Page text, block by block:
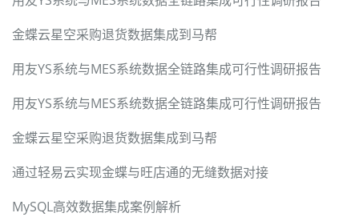
金蝶云星空采购退货数据集成到马帮
用友YS系统与MES系统数据全链路集成可行性调研报告
用友YS系统与MES系统数据全链路集成可行性调研报告
金蝶云星空采购退货数据集成到马帮
通过轻易云实现金蝶与旺店通的无缝数据对接
MySQL高效数据集成案例解析